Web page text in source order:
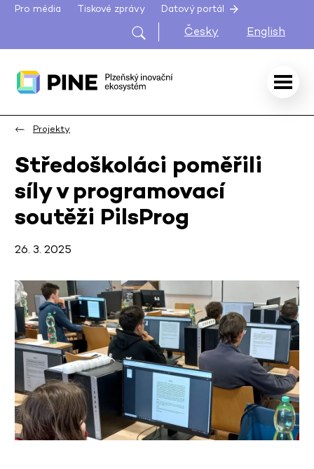
Pro média Tiskové zprávy Datový portál
Česky English
Projekty
Středoškoláci poměřili
síly v programovací
soutěži PilsProg
26. 3. 2025